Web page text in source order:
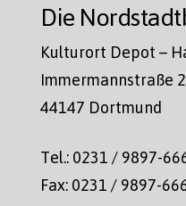
Die
Kulturort Depot –
Immermannstraße
44147 Dortmund
Tel.: 0231 / 9897-
Fax: 0231 / 9897-